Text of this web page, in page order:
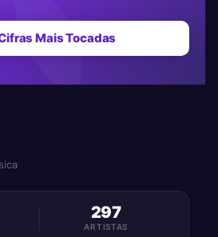
Mais Tocadas
297
ARTISTAS